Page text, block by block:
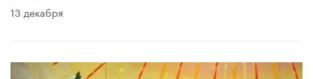
13 декабря